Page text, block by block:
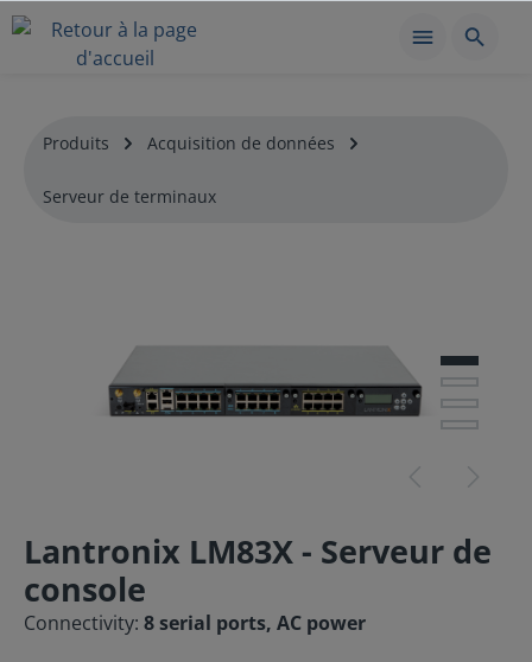
Produits Acquisition de données
Serveur de terminaux
Lantronix LM83X - Serveur de
console
Connectivity: 8 serial ports, AC power